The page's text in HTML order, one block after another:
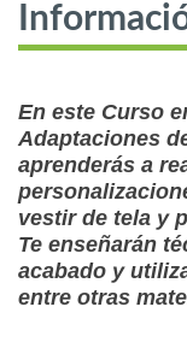
En este Curso
Adaptaciones
aprenderás a
vestir de tela y
Te enseñarán
acabado y
entre otras